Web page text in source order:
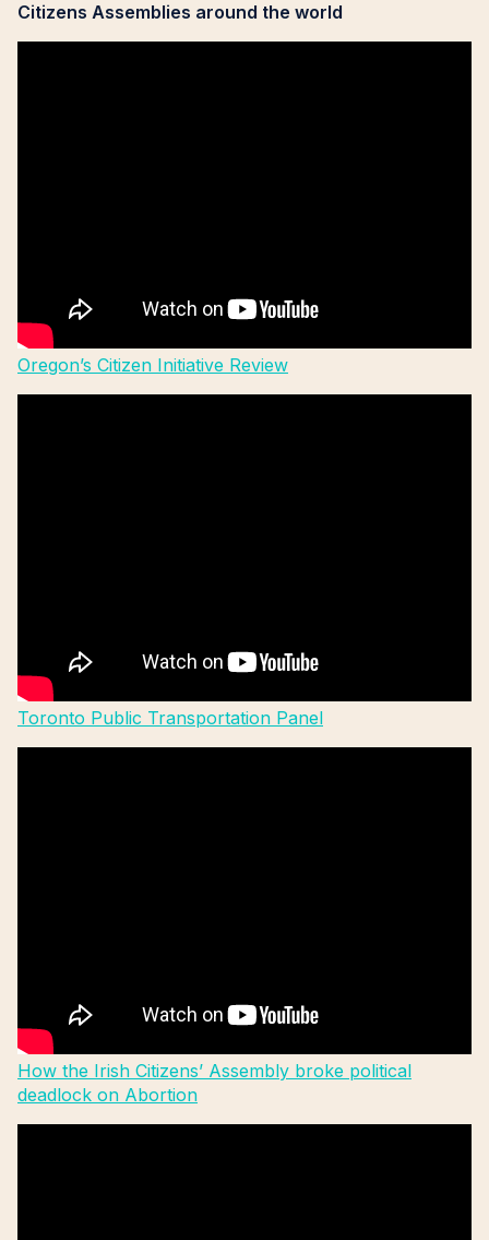
Citizens Assemblies around the world
Oregon’s Citizen Initiative Review
Toronto Public Transportation Panel
How the Irish Citizens’ Assembly broke political
deadlock on Abortion